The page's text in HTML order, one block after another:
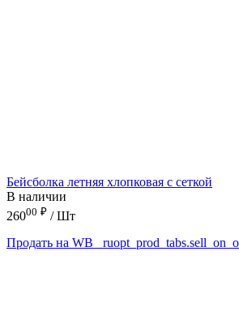
Бейсболка летняя хлопковая с сеткой
В наличии
26000 ₽ / Шт
Продать на WB